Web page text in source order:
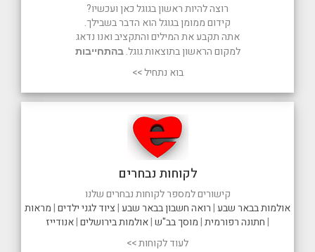
לקוחות נבחרים
קישורים למספר לקוחות נבחרים שלנו
אולמות בבאר שבע|רואה חשבון בבאר שבע|ציוד לגני ילדים|מראות
|חתונה רפורמית|מוסך בב"ש|אולמות בירושלים|אנודייז
לעוד לקוחות >>
רוצה להיות ראשון בגוגל כאן ועכשיו?
קידום ממומן בגוגל הוא הדבר בשבילך.
אתה תקבע את המילים והתקציב ואנו נדאג
למקום הראשון בתוצאות גוגל.בהתחייבות
בוא נתחיל >>